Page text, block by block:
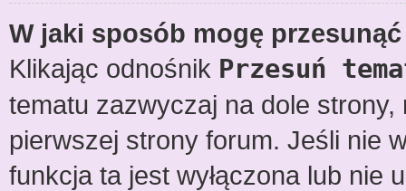
W jaki sposób mogę
Klikając odnośnik Przesuń
tematu zazwyczaj na dole
pierwszej strony forum. Jeśli nie
funkcja ta jest wyłączona lub nie